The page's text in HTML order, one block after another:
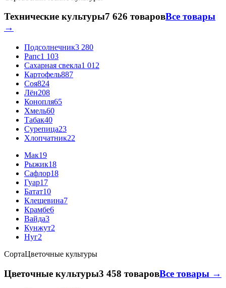
Технические культуры7 626 товаровВсе товары
→
Подсолнечник3 280
Рапс1 103
Сахарная свекла1 012
Картофель887
Соя824
Лён208
Конопля65
Хмель60
Табак40
Сурепица23
Хлопчатник22
Мак19
Рыжик18
Сафлор18
Гуар17
Батат10
Клещевина7
Крамбе6
Вайда3
Кунжут2
Нуг2
СортаЦветочные культуры
Цветочные культуры3 458 товаровВсе товары →